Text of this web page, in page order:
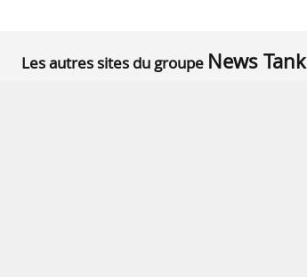
Les autres sites du groupe News Tank